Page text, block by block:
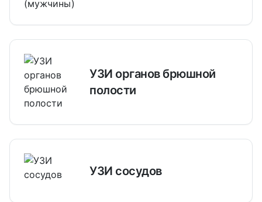
УЗИ органов брюшной
полости
УЗИ сосудов